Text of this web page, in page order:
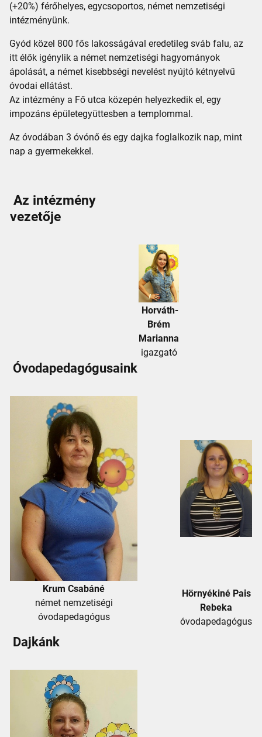
(+20%) férőhelyes, egycsoportos, német nemzetiségi
intézményünk.
Gyód közel 800 fős lakosságával eredetileg sváb falu, az
itt élők igénylik a német nemzetiségi hagyományok
ápolását, a német kisebbségi nevelést nyújtó kétnyelvű
óvodai ellátást.
Az intézmény a Fő utca közepén helyezkedik el, egy
impozáns épületegyüttesben a templommal.
Az óvodában 3 óvónő és egy dajka foglalkozik nap, mint
nap a gyermekekkel.
Az intézmény
vezetője
Horváth-
Brém
Marianna
igazgató
Óvodapedagógusaink
Krum Csabáné
német nemzetiségi
óvodapedagógus
Hörnyékiné Pais
Rebeka
óvodapedagógus
Dajkánk